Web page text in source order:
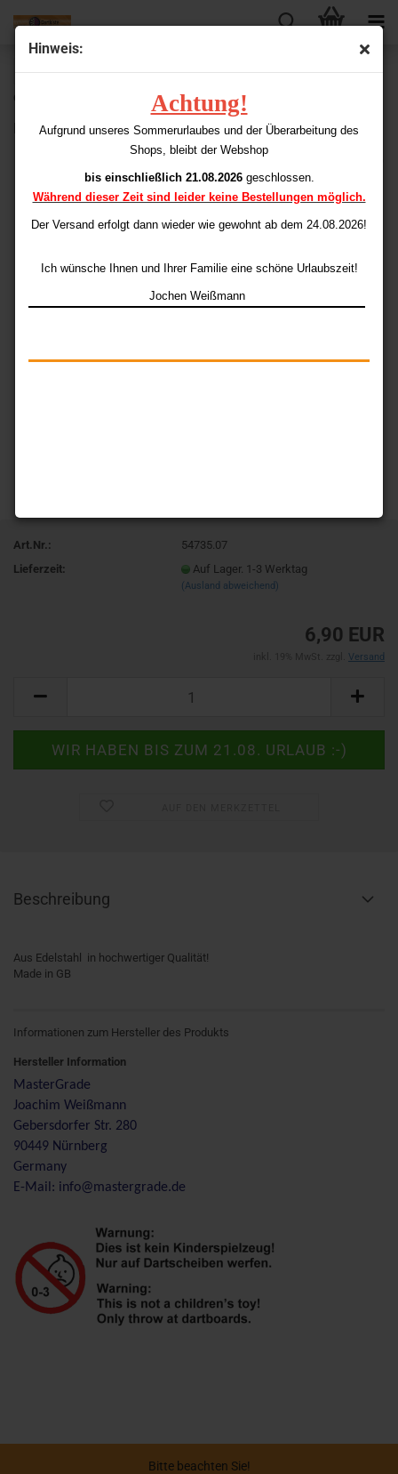
Hinweis:
Achtung!
Aufgrund unseres Sommerurlaubes und der Überarbeitung des
Shops, bleibt der Webshop
bis einschließlich 21.08.2026geschlossen.
Während dieser Zeit sind leider keine Bestellungen möglich.
Der Versand erfolgt dann wieder wie gewohnt ab dem 24.08.2026!
Ich wünsche Ihnen und Ihrer Familie eine schöne Urlaubszeit!
Jochen Weißmann
« zurück weiter »
Letzter »
6
DeLuxe Pin 1 Dart
Art.Nr.:
54735.07
Lieferzeit:
Auf Lager. 1-3 Werktag
(Ausland abweichend)
6,90 EUR
Versand
Beschreibung
Aus Edelstahl in hochwertiger Qualität!
Made in GB
Informationen zum Hersteller des Produkts
Hersteller Information
MasterGrade
Joachim Weißmann
Gebersdorfer Str. 280
90449 Nürnberg
Germany
E-Mail: info@mastergrade.de
Bitte beachten Sie!